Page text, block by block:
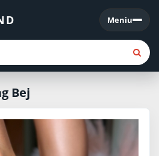
Meniu
Meniu
Bej